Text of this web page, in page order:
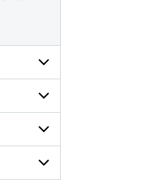
Undersidor
för
Radar
och
satellit
Undersidor
för
Väder
till
havs
Undersidor
för